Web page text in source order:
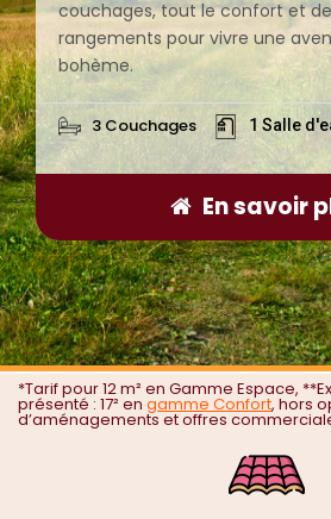
couchages, tout le confort et
rangements pour vivre une
bohème.
3 Couchages 1 Salle
En savoir
*Tarif pour 12 m² en Gamme Espace,
présenté : 17² en gamme Confort, hors
d’aménagements et offres